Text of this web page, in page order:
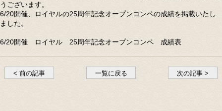
うございます。
6/20開催、ロイヤルの25周年記念オープンコンペの成績を掲載いたし
ました。
6/20開催 ロイヤル 25周年記念オープンコンペ 成績表
< 前の記事 一覧に戻る 次の記事 >